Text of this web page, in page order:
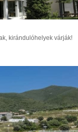
kirándulóhelyek várják!